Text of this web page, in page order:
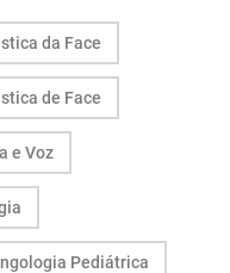
da Face
de Face
e Voz
Pediátrica